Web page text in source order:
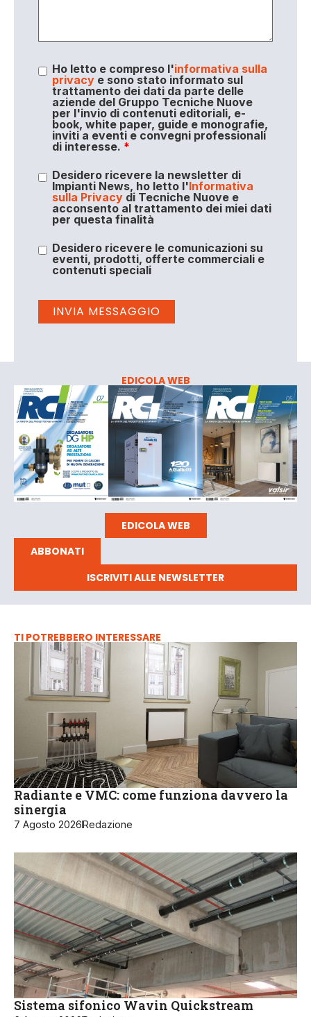
Ho letto e compreso l'informativa sulla
privacye sono stato informato sul
trattamento dei dati da parte delle
aziende del Gruppo Tecniche Nuove
per l'invio di contenuti editoriali, e-
book, white paper, guide e monografie,
inviti a eventi e convegni professionali
di interesse. *
Desidero ricevere la newsletter di
Impianti News, ho letto l'Informativa
sulla Privacydi Tecniche Nuove e
acconsento al trattamento dei miei dati
per questa finalità
Desidero ricevere le comunicazioni su
eventi, prodotti, offerte commerciali e
contenuti speciali
EDICOLA WEB
EDICOLA WEB
ABBONATI
ISCRIVITI ALLE NEWSLETTER
TI POTREBBERO INTERESSARE
Radiante e VMC: come funziona davvero la
sinergia
7 Agosto 2026Redazione
Sistema sifonico Wavin Quickstream